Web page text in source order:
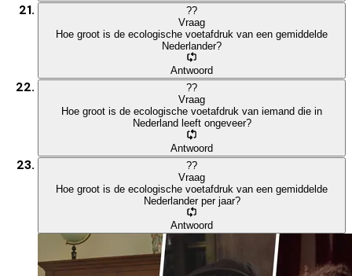
??
Vraag
Hoe groot is de ecologische voetafdruk van een gemiddelde
Nederlander?
Antwoord
??
Vraag
Hoe groot is de ecologische voetafdruk van iemand die in
Nederland leeft ongeveer?
Antwoord
??
Vraag
Hoe groot is de ecologische voetafdruk van een gemiddelde
Nederlander per jaar?
Antwoord